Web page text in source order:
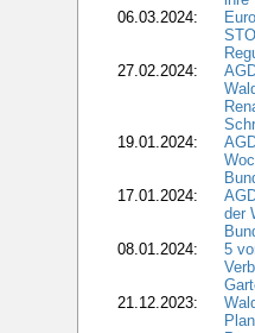
06.03.2024:
27.02.2024:
19.01.2024:
17.01.2024:
der
08.01.2024:
5
21.12.2023: